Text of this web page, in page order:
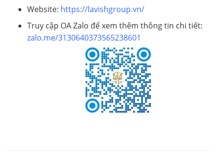
Website: https://lavishgroup.vn/
Truy cập OA Zalo để xem thêm thông tin chi tiết:
zalo.me/3130640373565238601